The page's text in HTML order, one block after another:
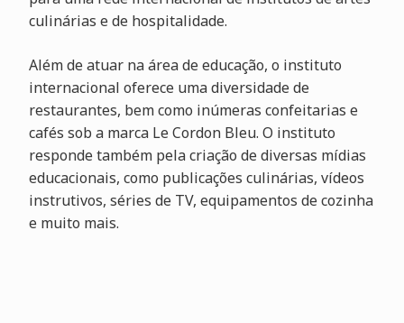
culinárias e de hospitalidade.
Além de atuar na área de educação, o instituto
internacional oferece uma diversidade de
restaurantes, bem como inúmeras confeitarias e
cafés sob a marca Le Cordon Bleu. O instituto
responde também pela criação de diversas mídias
educacionais, como publicações culinárias, vídeos
instrutivos, séries de TV, equipamentos de cozinha
e muito mais.